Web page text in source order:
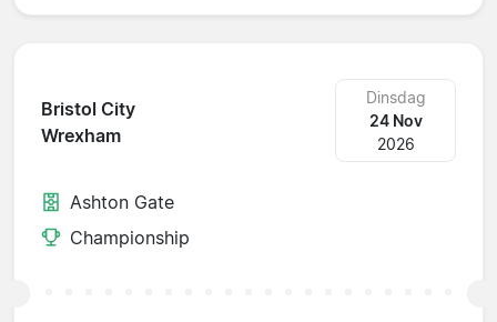
Bristol City
Wrexham
Dinsdag
24 Nov
2026
Ashton Gate
Championship